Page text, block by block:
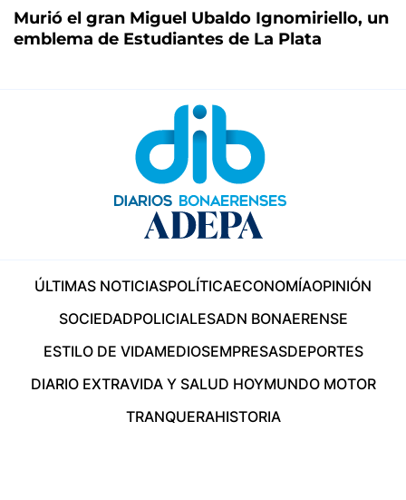
Murió el gran Miguel Ubaldo Ignomiriello, un
emblema de Estudiantes de La Plata
ÚLTIMAS NOTICIASPOLÍTICAECONOMÍAOPINIÓN
SOCIEDADPOLICIALESADN BONAERENSE
ESTILO DE VIDAMEDIOSEMPRESASDEPORTES
DIARIO EXTRAVIDA Y SALUD HOYMUNDO MOTOR
TRANQUERAHISTORIA